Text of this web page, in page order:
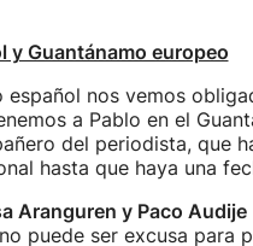
y Guantánamo europeo
nos vemos
a Pablo en el
del periodista, que
hasta que haya una
Aranguren y Paco Audije
puede ser excusa para